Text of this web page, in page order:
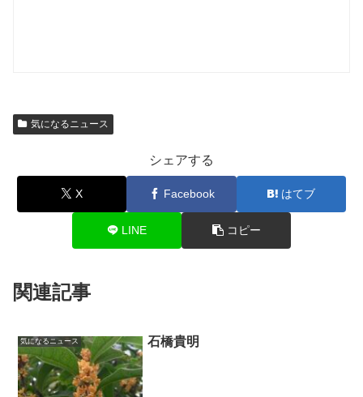
気になるニュース
シェアする
X Facebook はてブ
LINE コピー
関連記事
気になるニュース 石橋貴明